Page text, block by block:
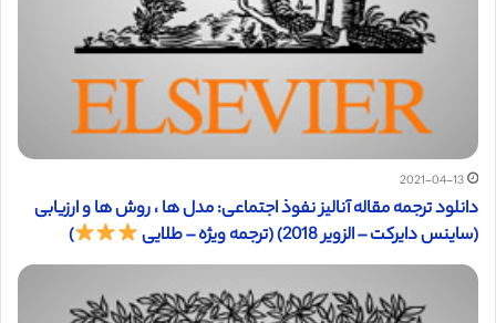
2021-04-13
دانلود ترجمه مقاله آنالیز نفوذ اجتماعی: مدل ها ، روش ها و ارزیابی
(ساینس دایرکت – الزویر 2018) (ترجمه ویژه – طلایی
)